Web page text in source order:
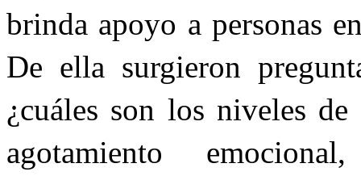
brinda apoyo a personas
De ella surgieron
¿cuáles son los niveles
agotamiento